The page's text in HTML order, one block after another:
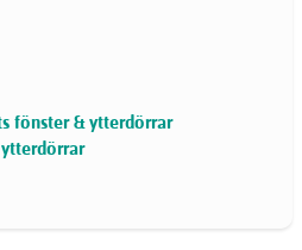
fönster & ytterdörrar